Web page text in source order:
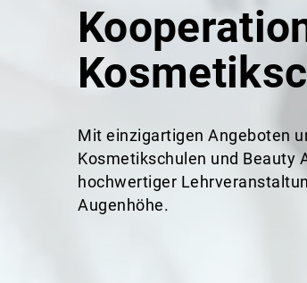
Mit einzigartigen Angeboten
Kosmetikschulen und Beauty
hochwertiger
Augenhöhe.